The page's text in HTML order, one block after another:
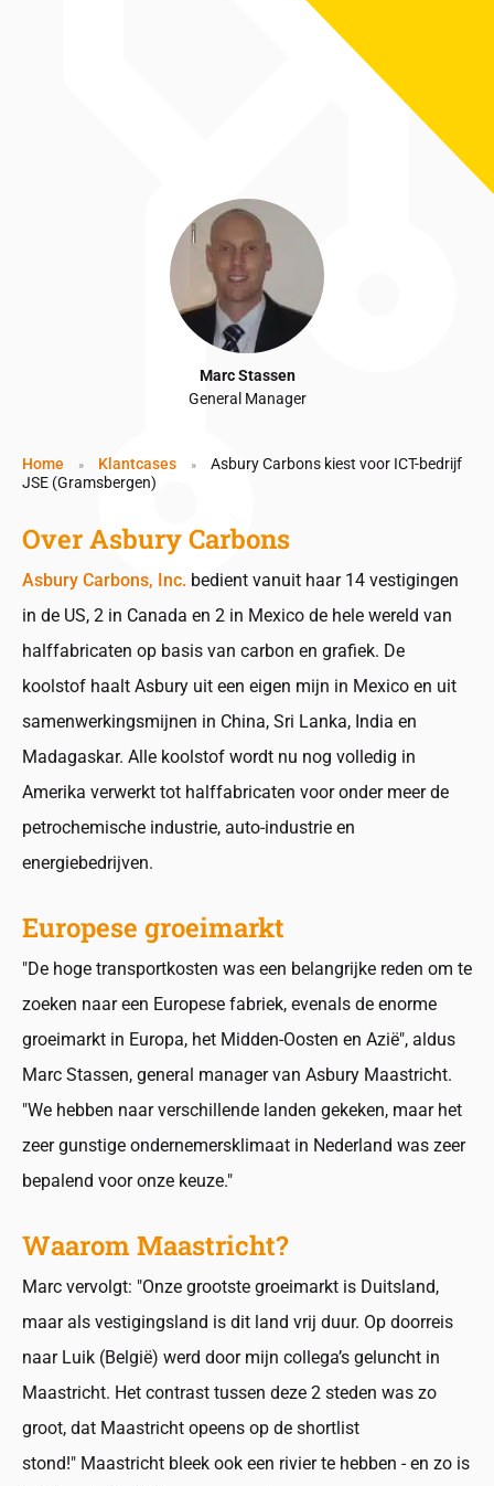
Marc Stassen
General Manager
Home » Klantcases »
Asbury Carbons kiest voor ICT-bedrijf
JSE (Gramsbergen)
Over Asbury Carbons
Asbury Carbons, Inc. bedient vanuit haar 14 vestigingen
in de US, 2 in Canada en 2 in Mexico de hele wereld van
halffabricaten op basis van carbon en grafiek. De
koolstof haalt Asbury uit een eigen mijn in Mexico en uit
samenwerkingsmijnen in China, Sri Lanka, India en
Madagaskar. Alle koolstof wordt nu nog volledig in
Amerika verwerkt tot halffabricaten voor onder meer de
petrochemische industrie, auto-industrie en
energiebedrijven.
Europese groeimarkt
"De hoge transportkosten was een belangrijke reden om te
zoeken naar een Europese fabriek, evenals de enorme
groeimarkt in Europa, het Midden-Oosten en Azië", aldus
Marc Stassen, general manager van Asbury Maastricht.
"We hebben naar verschillende landen gekeken, maar het
zeer gunstige ondernemersklimaat in Nederland was zeer
bepalend voor onze keuze."
Waarom Maastricht?
Marc vervolgt: "Onze grootste groeimarkt is Duitsland,
maar als vestigingsland is dit land vrij duur. Op doorreis
naar Luik (België) werd door mijn collega’s geluncht in
Maastricht. Het contrast tussen deze 2 steden was zo
groot, dat Maastricht opeens op de shortlist
stond!" Maastricht bleek ook een rivier te hebben - en zo is